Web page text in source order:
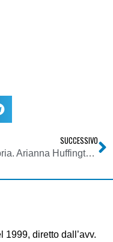
SUCCESSIVO
Editoria. Arianna Huffington (The Huffington Post): “La carta stampata non è ancora morta”
diretto dall’avv.